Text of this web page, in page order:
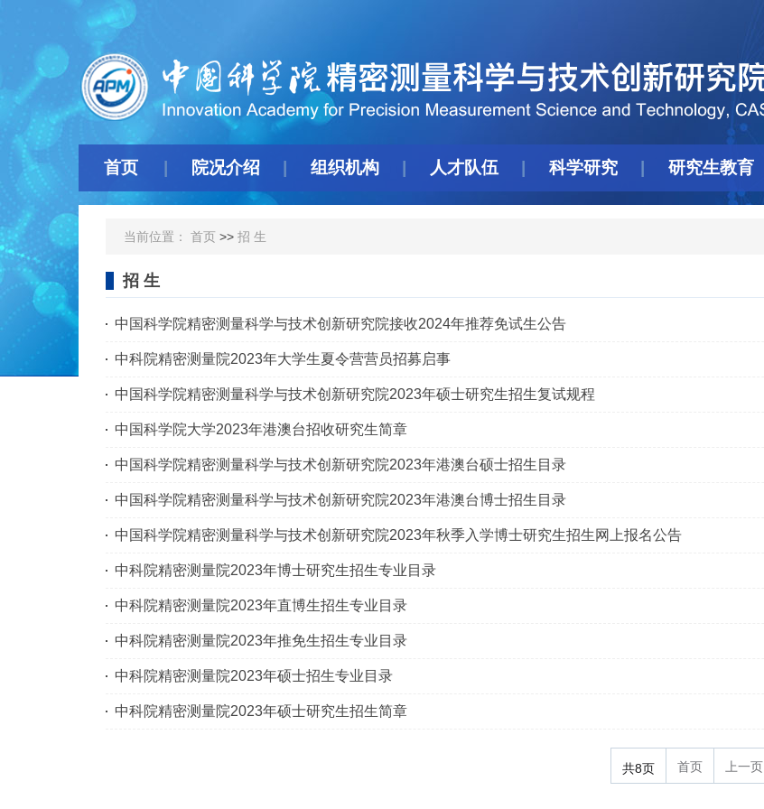
首页 院况介绍 组织机构 人才队伍 科学研究 研究生教育
当前位置： 首页 >> 招 生
招 生
中国科学院精密测量科学与技术创新研究院接收2024年推荐免试生公告
中科院精密测量院2023年大学生夏令营营员招募启事
中国科学院精密测量科学与技术创新研究院2023年硕士研究生招生复试规程
中国科学院大学2023年港澳台招收研究生简章
中国科学院精密测量科学与技术创新研究院2023年港澳台硕士招生目录
中国科学院精密测量科学与技术创新研究院2023年港澳台博士招生目录
中国科学院精密测量科学与技术创新研究院2023年秋季入学博士研究生招生网上报名公告
中科院精密测量院2023年博士研究生招生专业目录
中科院精密测量院2023年直博生招生专业目录
中科院精密测量院2023年推免生招生专业目录
中科院精密测量院2023年硕士招生专业目录
中科院精密测量院2023年硕士研究生招生简章
共8页 首页 上一页